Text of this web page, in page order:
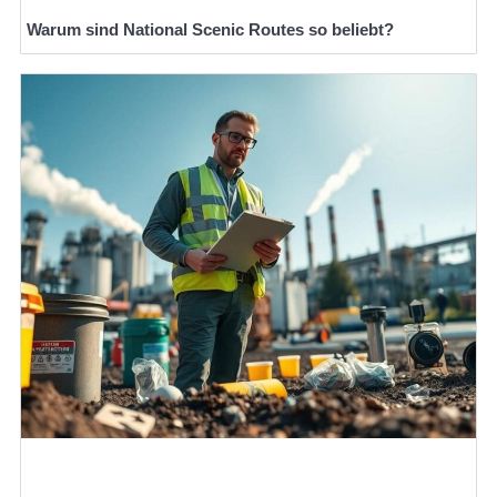
Warum sind National Scenic Routes so beliebt?